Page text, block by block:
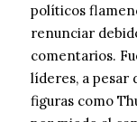
políticos
renunciar
comentarios.
líderes, a pesar
figuras como